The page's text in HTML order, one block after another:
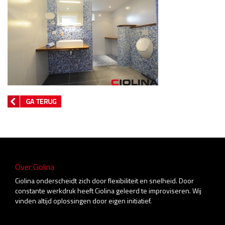
Over Ciolina
Ciolina onderscheidt zich door flexibiliteit en snelheid. Door
constante werkdruk heeft Ciolina geleerd te improviseren. Wij
vinden altijd oplossingen door eigen initiatief.